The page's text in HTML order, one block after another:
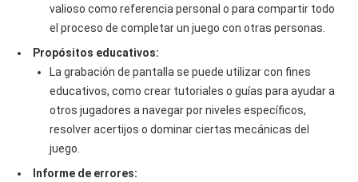
valioso como referencia personal o para compartir todo
el proceso de completar un juego con otras personas.
Propósitos educativos:
La grabación de pantalla se puede utilizar con fines
educativos, como crear tutoriales o guías para ayudar a
otros jugadores a navegar por niveles específicos,
resolver acertijos o dominar ciertas mecánicas del
juego.
Informe de errores: